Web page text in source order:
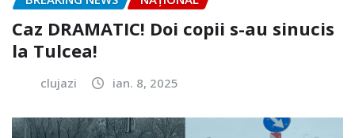
Caz DRAMATIC! Doi copii s-au sinucis
la Tulcea!
clujazi ian. 8, 2025